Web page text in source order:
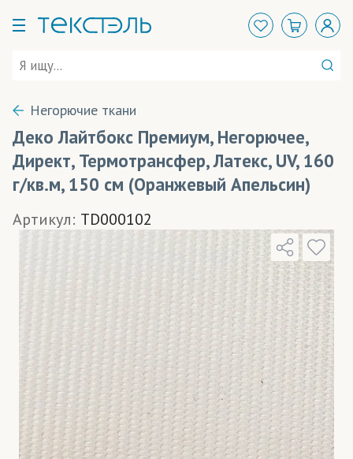
Негорючие ткани
Деко Лайтбокс Премиум, Негорючее,
Директ, Термотрансфер, Латекс, UV, 160
г/кв.м, 150 см (Оранжевый Апельсин)
Артикул: TD000102